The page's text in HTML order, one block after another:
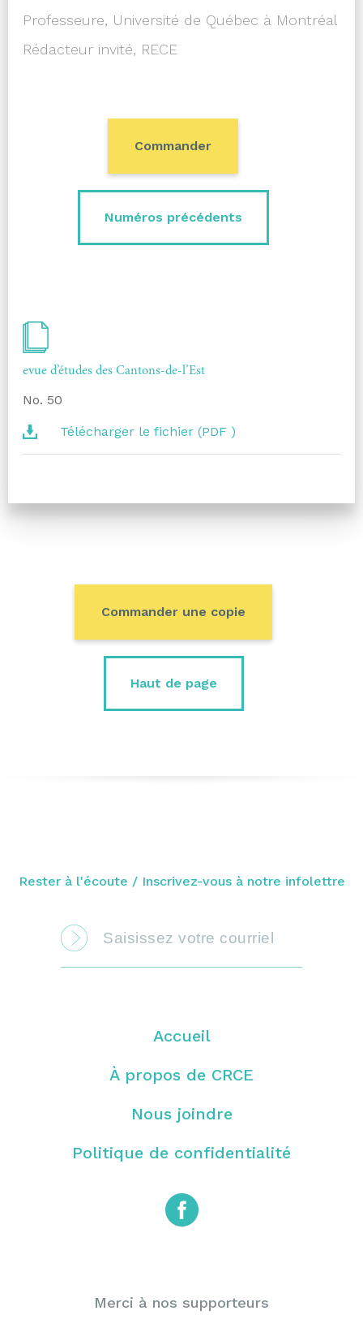
Professeure, Université de Québec à Montréal
Rédacteur invité, RECE
Commander
Numéros précédents
evue d’études des Cantons-de-l’Est
No. 50
Télécharger le fichier (PDF )
Commander une copie
Haut de page
Rester à l'écoute / Inscrivez-vous à notre infolettre
Accueil
À propos de CRCE
Nous joindre
Politique de confidentialité
Merci à nos supporteurs